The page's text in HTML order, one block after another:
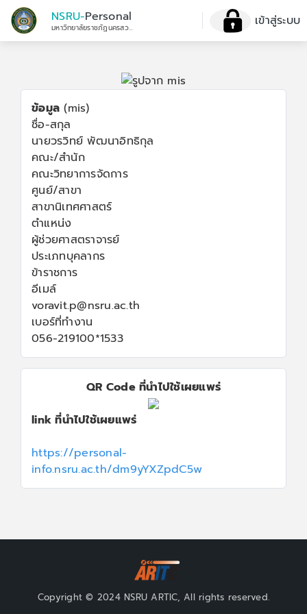
NSRU-Personal
มหาวิทยาลัยราชภัฏนครสวรรค์ เข้าสู่ระบบ
ข้อมูล (mis)
ชื่อ-สกุล
นายวรวิทย์ พัฒนาอิทธิกุล
คณะ/สำนัก
คณะวิทยาการจัดการ
ศูนย์/สาขา
สาขานิเทศศาสตร์
ตำแหน่ง
ผู้ช่วยศาสตราจารย์
ประเภทบุคลากร
ข้าราชการ
อีเมล์
voravit.p@nsru.ac.th
เบอร์ที่ทำงาน
056-219100*1533
QR Code ที่นำไปใช้เผยแพร่
link ที่นำไปใช้เผยแพร่
https://personal-
info.nsru.ac.th/dm9yYXZpdC5w
Copyright © 2024 NSRU ARTIC, All rights reserved.